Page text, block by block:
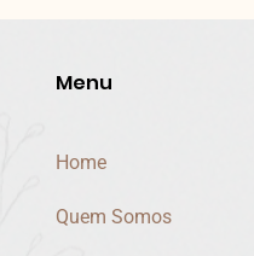
Menu
Home
Quem Somos